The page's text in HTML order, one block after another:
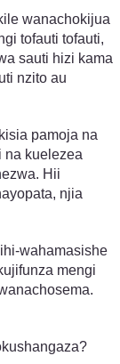
wanachokijua
tofauti tofauti,
sauti hizi kama
nzito au
pamoja na
na kuelezea
Hii
njia
wahamasishe
mengi